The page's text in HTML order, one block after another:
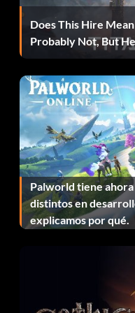
trucos.
Vieja escuela (filtro
Introduce THE OLD
código de trucos.
Sharp Dressed Man
Introduce DON'T YOU
código de trucos.
Gang Chic (desbloquea
Introduce YOU THINK
Does This Hire
Probably Not, But
Palworld tiene
distintos en
explicamos por qué.